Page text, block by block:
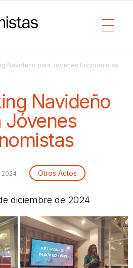
Navideño para Jóvenes Economistas
Navideño
Jóvenes
2024 Otros Actos
diciembre de 2024